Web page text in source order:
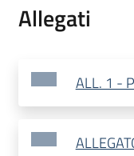
Allegati
ALL. 1 -